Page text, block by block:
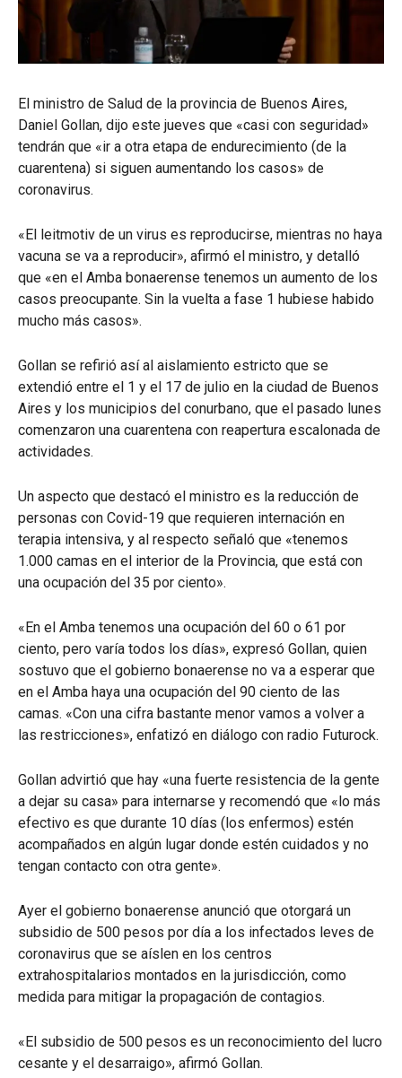
El ministro de Salud de la provincia de Buenos Aires,
Daniel Gollan, dijo este jueves que «casi con seguridad»
tendrán que «ir a otra etapa de endurecimiento (de la
cuarentena) si siguen aumentando los casos» de
coronavirus.
«El leitmotiv de un virus es reproducirse, mientras no haya
vacuna se va a reproducir», afirmó el ministro, y detalló
que «en el Amba bonaerense tenemos un aumento de los
casos preocupante. Sin la vuelta a fase 1 hubiese habido
mucho más casos».
Gollan se refirió así al aislamiento estricto que se
extendió entre el 1 y el 17 de julio en la ciudad de Buenos
Aires y los municipios del conurbano, que el pasado lunes
comenzaron una cuarentena con reapertura escalonada de
actividades.
Un aspecto que destacó el ministro es la reducción de
personas con Covid-19 que requieren internación en
terapia intensiva, y al respecto señaló que «tenemos
1.000 camas en el interior de la Provincia, que está con
una ocupación del 35 por ciento».
«En el Amba tenemos una ocupación del 60 o 61 por
ciento, pero varía todos los días», expresó Gollan, quien
sostuvo que el gobierno bonaerense no va a esperar que
en el Amba haya una ocupación del 90 ciento de las
camas. «Con una cifra bastante menor vamos a volver a
las restricciones», enfatizó en diálogo con radio Futurock.
Gollan advirtió que hay «una fuerte resistencia de la gente
a dejar su casa» para internarse y recomendó que «lo más
efectivo es que durante 10 días (los enfermos) estén
acompañados en algún lugar donde estén cuidados y no
tengan contacto con otra gente».
Ayer el gobierno bonaerense anunció que otorgará un
subsidio de 500 pesos por día a los infectados leves de
coronavirus que se aíslen en los centros
extrahospitalarios montados en la jurisdicción, como
medida para mitigar la propagación de contagios.
«El subsidio de 500 pesos es un reconocimiento del lucro
cesante y el desarraigo», afirmó Gollan.